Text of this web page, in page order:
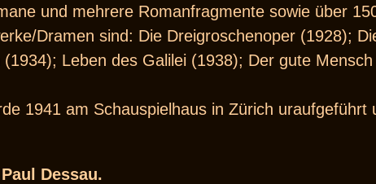
und mehrere Romanfragmente sowie über
Dramen sind: Die Dreigroschenoper (1928);
Leben des Galilei (1938); Der gute
1941 am Schauspielhaus in Zürich
Dessau.